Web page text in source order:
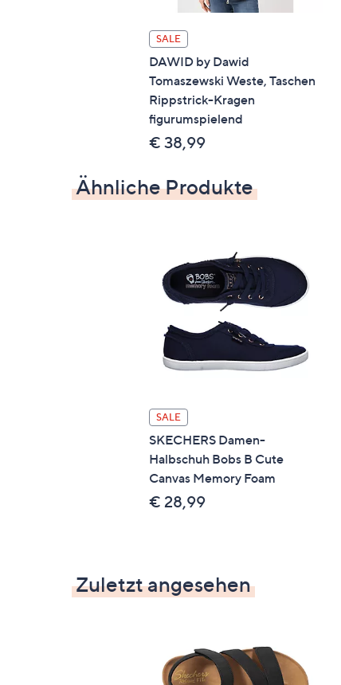
SALE
DAWID by Dawid
Tomaszewski Weste, Taschen
Rippstrick-Kragen
figurumspielend
€ 38,99
Ähnliche Produkte
SALE
SKECHERS Damen-
Halbschuh Bobs B Cute
Canvas Memory Foam
€ 28,99
Zuletzt angesehen